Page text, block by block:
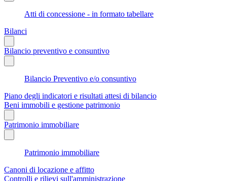
Atti di concessione - in formato tabellare
Bilanci
Bilancio preventivo e consuntivo
Bilancio Preventivo e/o consuntivo
Piano degli indicatori e risultati attesi di bilancio
Beni immobili e gestione patrimonio
Patrimonio immobiliare
Patrimonio immobiliare
Canoni di locazione e affitto
Controlli e rilievi sull'amministrazione